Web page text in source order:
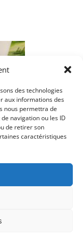
des technologies
aux informations des
nous permettra de
navigation ou les ID
de retirer son
caractéristiques
Freiburg -